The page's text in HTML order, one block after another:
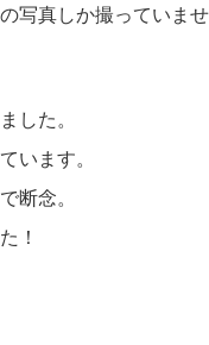
写真しか撮っていませ
した。
います。
断念。
！